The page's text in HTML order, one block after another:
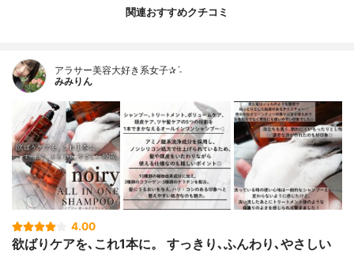
関連おすすめクチコミ
アラサー美容大好き系女子✰ˊ˗
みみりん
4.00
欲ばりケアを､これ1本に。 すっきり､ふんわり､やさしい